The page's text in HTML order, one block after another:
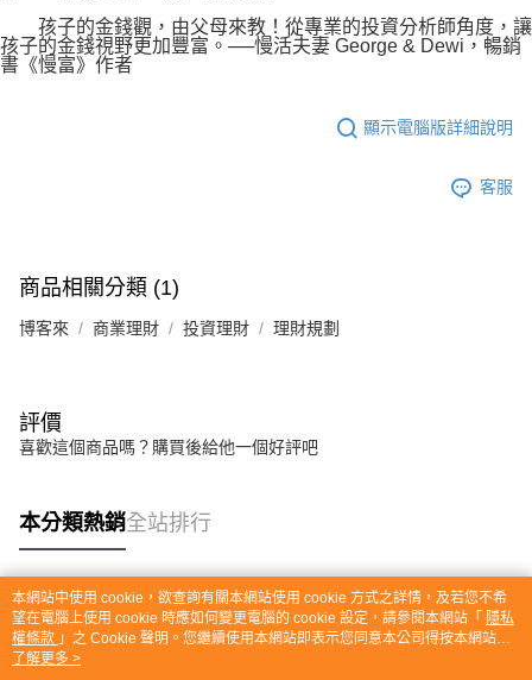
孩子的金錢觀，由父母來教！從專業的投資分析師角度，讓
孩子的金錢視野更加豐富。──慢活夫妻 George & Dewi，暢銷
書《慢富》作者
顯示電腦版詳細說明
客服
商品相關分類 (1)
博客來 商業理財 投資理財 理財規劃
評價
喜歡這個商品嗎？購買後給他一個好評吧
本分類熱銷全站排行
熱門標籤
本網站中使用 cookie，欲查詢有關本網站使用 cookie 方式之詳情，及若您不希
望在電腦上使用 cookie 時應如何變更電腦的 cookie 設定，請參閱本網站「 隱私
權條款 」之 Cookie 聲明。您繼續使用本網站即表示您同意本公司得按本網站使
用條款之 Cookie 聲明使用 cookie。
了解更多 >